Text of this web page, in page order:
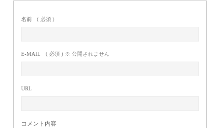
名前 ( 必須 )
E-MAIL ( 必須 ) ※ 公開されません
URL
コメント内容